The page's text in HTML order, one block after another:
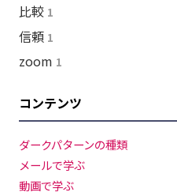
比較 1
信頼 1
zoom 1
コンテンツ
ダークパターンの種類
メールで学ぶ
動画で学ぶ